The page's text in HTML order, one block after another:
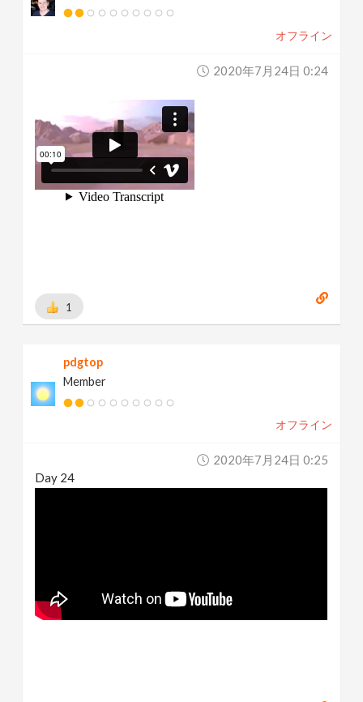
オフライン
2020年7月24日 0:24
1
pdgtop
Member
オフライン
2020年7月24日 0:25
Day 24